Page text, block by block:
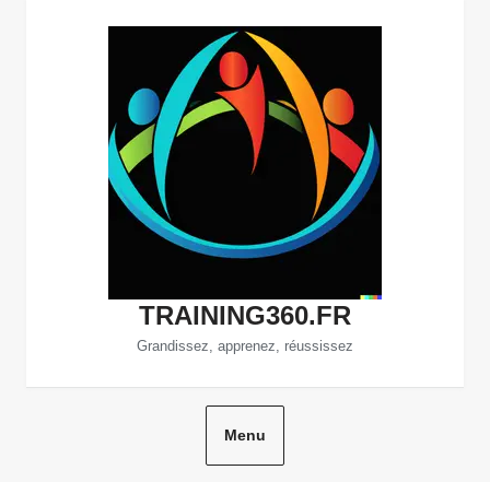
TRAINING360.FR
Grandissez, apprenez, réussissez
Menu